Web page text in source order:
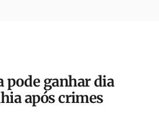
pode ganhar dia
após crimes